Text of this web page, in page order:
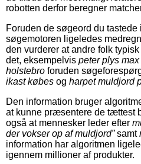
robotten derfor beregner
Foruden de søgeord du
søgemotoren ligeledes
den vurderer at andre folk
det, eksempelvis peter plys
holstebro foruden
ikast købes og harpet muldjord
Den information bruger
at kunne præsentere de tættest
også at mennesker leder efter
der vokser op af muldjord”samt
information har algoritmen
igennem millioner af produkter.